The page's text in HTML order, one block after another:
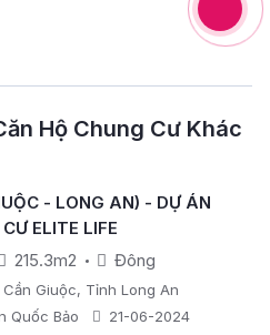
Hộ Chung Cư Khác
- LONG AN) - DỰ ÁN
ELITE LIFE
215.3m2 Đông
Giuộc, Tỉnh Long An
Quốc Bảo
21-06-2024